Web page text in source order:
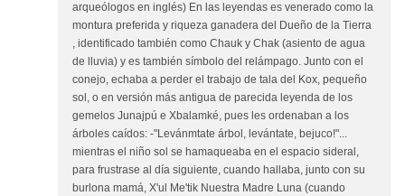
arqueólogos en inglés) En las leyendas es venerado como la
montura preferida y riqueza ganadera del Dueño de la Tierra
, identificado también como Chauk y Chak (asiento de agua
de lluvia) y es también símbolo del relámpago. Junto con el
conejo, echaba a perder el trabajo de tala del Kox, pequeño
sol, o en versión más antigua de parecida leyenda de los
gemelos Junajpú e Xbalamké, pues les ordenaban a los
árboles caídos: -"Levánmtate árbol, levántate, bejuco!"...
mientras el niño sol se hamaqueaba en el espacio sideral,
para frustrase al día siguiente, cuando hallaba, junto con su
burlona mamá, X'ul Me'tik Nuestra Madre Luna (cuando